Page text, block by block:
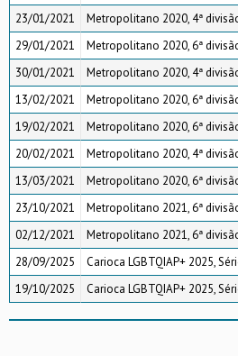
23/01/2021
Metropolitano 2020, 4ª
29/01/2021
Metropolitano 2020, 6ª
30/01/2021
Metropolitano 2020, 4ª
13/02/2021
Metropolitano 2020, 6ª
19/02/2021
Metropolitano 2020, 6ª
20/02/2021
Metropolitano 2020, 4ª
13/03/2021
Metropolitano 2020, 6ª
23/10/2021
Metropolitano 2021, 6ª
02/12/2021
Metropolitano 2021, 6ª
28/09/2025
Carioca LGBTQIAP+ 2025,
19/10/2025
Carioca LGBTQIAP+ 2025,